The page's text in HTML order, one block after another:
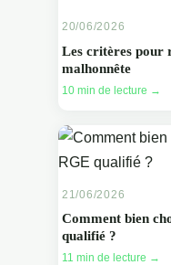
20/06/2026
Les critères pour
malhonnête
10 min de lecture →
21/06/2026
Comment bien
qualifié ?
11 min de lecture →